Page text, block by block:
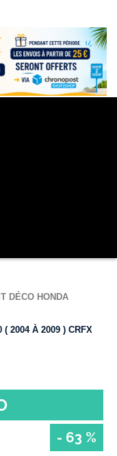
DÉCO HONDA
( 2004 À 2009 ) CRFX
- 63 %